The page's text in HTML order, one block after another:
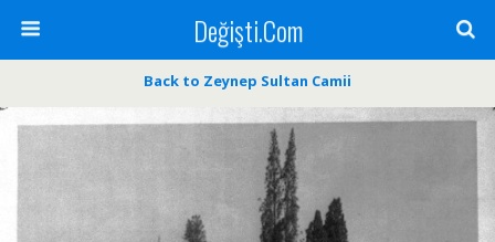
Değişti.Com
Back to Zeynep Sultan Camii